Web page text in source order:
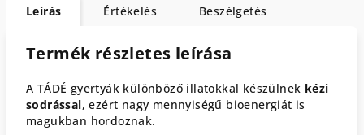
Leírás Értékelés Beszélgetés
Termék részletes leírása
A TÁDÉ gyertyák különböző illatokkal készülnek kézi
sodrással, ezért nagy mennyiségű bioenergiát is
magukban hordoznak.